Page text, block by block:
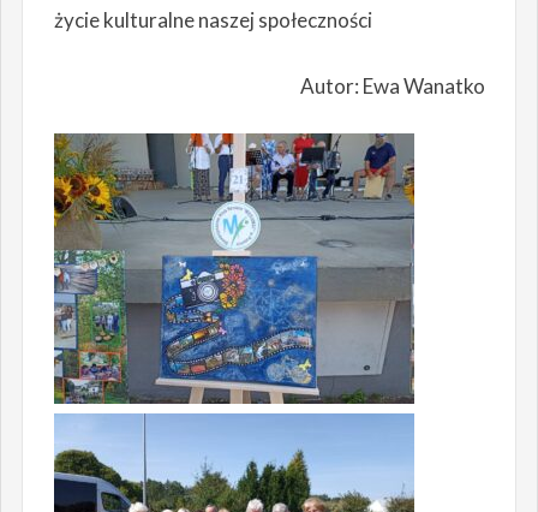
życie kulturalne naszej społeczności
Autor: Ewa Wanatko